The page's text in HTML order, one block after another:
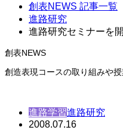
創表NEWS 記事一覧
進路研究
進路研究セミナーを
創表NEWS
創造表現コースの取り組みや
進路学習進路研究
2008.07.16